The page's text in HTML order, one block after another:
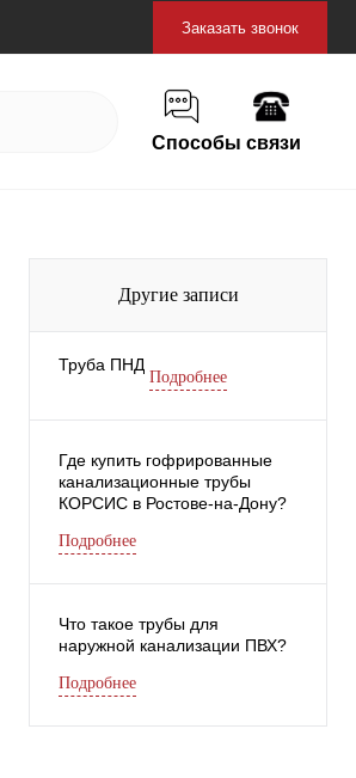
Заказать звонок
Способы связи
Другие записи
Труба ПНД
Подробнее
Где купить гофрированные
канализационные трубы
КОРСИС в Ростове-на-Дону?
Подробнее
Что такое трубы для
наружной канализации ПВХ?
Подробнее